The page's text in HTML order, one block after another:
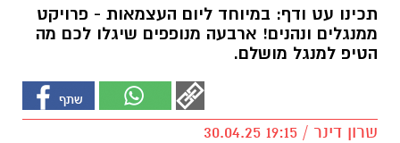
תכינו עט ודף: במיוחד ליום העצמאות - פרויקט
ממנגלים ונהנים! ארבעה מנופפים שיגלו לכם מה
הטיפ למנגל מושלם.
שרון דינר / 19:15 30.04.25